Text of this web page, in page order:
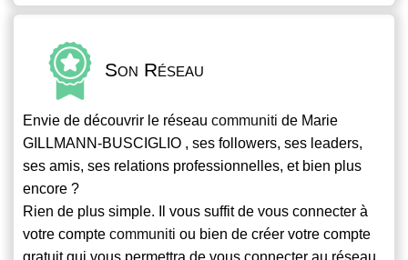
Son Réseau
Envie de découvrir le réseau communiti de Marie
GILLMANN-BUSCIGLIO , ses followers, ses leaders,
ses amis, ses relations professionnelles, et bien plus
encore ?
Rien de plus simple. Il vous suffit de vous connecter à
votre compte communiti ou bien de créer votre compte